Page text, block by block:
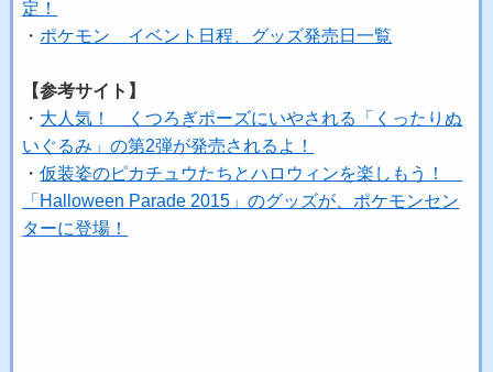
定！
・ ポケモン イベント日程、グッズ発売日一覧
【参考サイト】
・ 大人気！ くつろぎポーズにいやされる「くったりぬ
いぐるみ」の第2弾が発売されるよ！
・仮装姿のピカチュウたちとハロウィンを楽しもう！
「Halloween Parade 2015」のグッズが、ポケモンセン
ターに登場！